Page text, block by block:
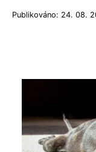
Publikováno: 24. 08.